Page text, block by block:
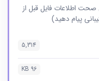
اطلاعات فایل قبل از
پیام دهید)
5,314
96 KB